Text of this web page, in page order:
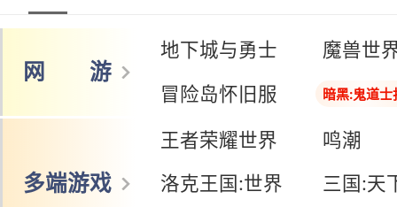
网 游
地下城与勇士
魔兽世
冒险岛怀旧服
暗黑:鬼道士
多端游戏
王者荣耀世界
鸣潮
洛克王国:世界
三国:天